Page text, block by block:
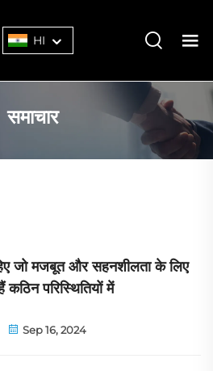
HI
समाचार
जो मजबूत और सहनशीलता के लिए
कठिन परिस्थितियों में
Sep 16, 2024